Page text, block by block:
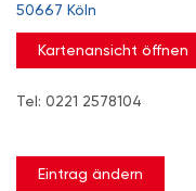
50667 Köln
Kartenansicht öffnen
Tel: 0221 2578104
Eintrag ändern